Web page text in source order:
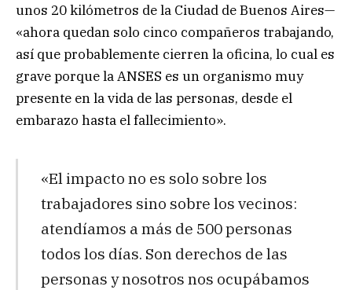
unos 20 kilómetros de la Ciudad de Buenos Aires—
«ahora quedan solo cinco compañeros trabajando,
así que probablemente cierren la oficina, lo cual es
grave porque la ANSES es un organismo muy
presente en la vida de las personas, desde el
embarazo hasta el fallecimiento».
«El impacto no es solo sobre los
trabajadores sino sobre los vecinos:
atendíamos a más de 500 personas
todos los días. Son derechos de las
personas y nosotros nos ocupábamos